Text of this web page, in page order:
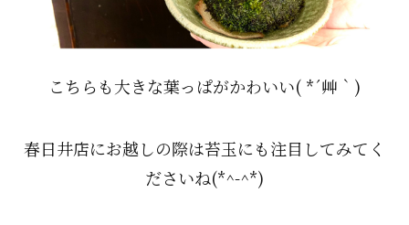
こちらも大きな葉っぱがかわいい( *´艸｀)
春日井店にお越しの際は苔玉にも注目してみてく
ださいね(*^-^*)